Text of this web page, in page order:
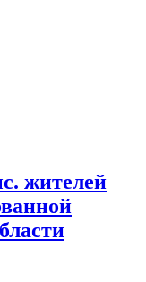
жителей